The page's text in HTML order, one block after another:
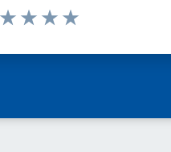
da 1 a 5 stelle la pagina